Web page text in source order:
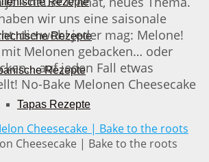
Rezepte
Rezepte
Tapas Rezepte
wir uns eine saisonale
die wohl jeder mag: Melone!
Melonen gebacken… oder
auf jeden Fall etwas
No-Bake Melonen Cheesecake
Cheesecake | Bake to the roots